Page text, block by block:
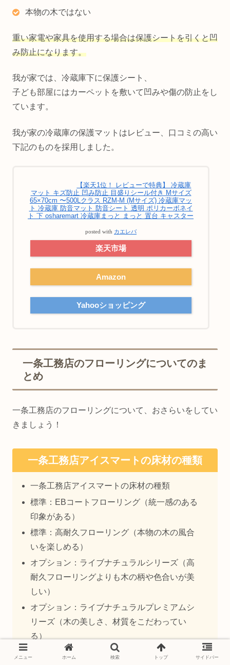
本物の木ではない
重い家電や家具を使用する場合は保護シートを引くと凹
み防止になります。
我が家では、冷蔵庫下に保護シート、
子ども部屋にはカーペットを敷いて凹みや傷の防止をし
ています。
我が家の冷蔵庫の保護マットはレビュー、口コミの高い
下記のものを採用しました。
【楽天1位！ レビューで特典】 冷蔵庫
マット キズ防止 凹み防止 目盛りシール付き Mサイズ
65×70cm 〜500Lクラス RZM-M (Mサイズ) 冷蔵庫マッ
ト 冷蔵庫 防音マット 防音シート 透明 ポリカーボネイ
ト 下 osharemart 冷蔵庫まっと まっと 置台 キャスター
posted with カエレバ
楽天市場
Amazon
Yahooショッピング
一条工務店のフローリングについてのま
とめ
一条工務店のフローリングについて、おさらいをしてい
きましょう！
一条工務店アイスマートの床材の種類
一条工務店アイスマートの床材の種類
標準：EBコートフローリング（統一感のある
印象がある）
標準：高耐久フローリング（本物の木の風合
いを楽しめる）
オプション：ライブナチュラルシリーズ（高
耐久フローリングよりも木の柄や色合いが美
しい）
オプション：ライブナチュラルプレミアムシ
リーズ（木の美しさ、材質をこだわってい
る）
メニュー ホーム 検索 トップ サイドバー